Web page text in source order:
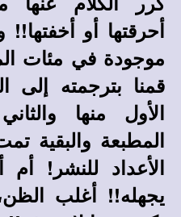
أحرقتها أو
موجودة في مئات
قمنا بترجمته إلى
الأول منها
المطبعة والبقية
الأعداد للنشر!
يجهله!! أغلب